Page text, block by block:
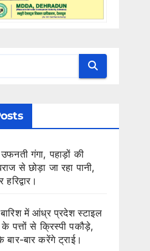
गंगा, पहाड़ों की
से छोड़ा जा रहा पानी,
में आंध्र प्रदेश स्टाइल
के पत्तों से क्रिस्पी पकौड़े,
बार-बार करेंगे ट्राई।